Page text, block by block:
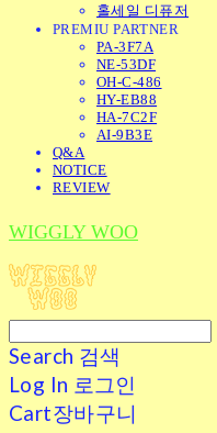
홀세일 디퓨저
PREMIU PARTNER
PA-3F7A
NE-53DF
OH-C-486
HY-EB88
HA-7C2F
AI-9B3E
Q&A
NOTICE
REVIEW
WIGGLY WOO
Search 검색
Log In 로그인
Cart장바구니